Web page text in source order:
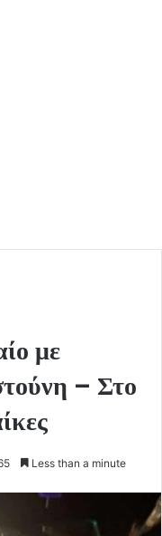
με
– Στο
Less than a minute